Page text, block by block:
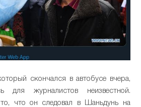
скончался в автобусе вчера,
для журналистов неизвестной.
что он следовал в Шаньдунь на